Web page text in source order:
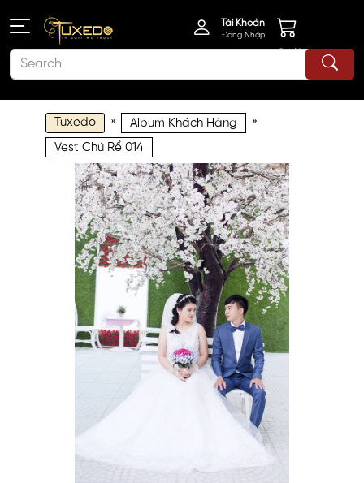
Tài Khoản
Đăng Nhập
Giỏ Hàng
Tuxedo » Album Khách Hàng »
Vest Chú Rể 014